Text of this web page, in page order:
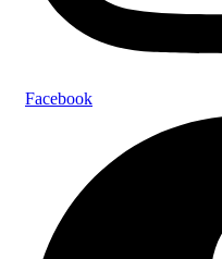
Facebook